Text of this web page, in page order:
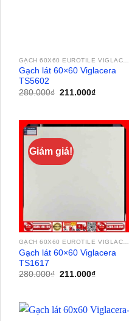
Gạch lát 60×60 Viglacera
TS5602
280.000₫ Giá
211.000₫Giá
211.000₫.
Giảm giá!
GẠCH 60X60 EUROTILE VIGLACERA
Gạch lát 60×60 Viglacera
TS1617
280.000₫ Giá
211.000₫Giá
211.000₫.